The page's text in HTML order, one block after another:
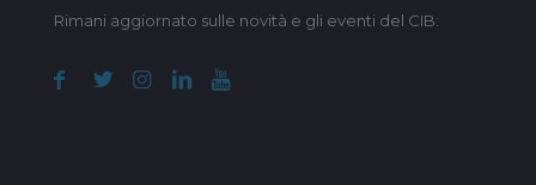
Rimani aggiornato sulle novità e gli eventi del CIB: